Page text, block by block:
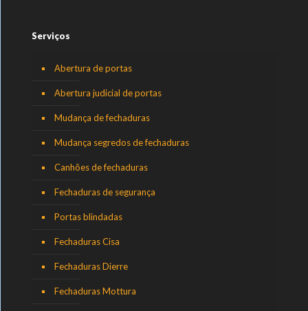
Serviços
Abertura de portas
Abertura judicial de portas
Mudança de fechaduras
Mudança segredos de fechaduras
Canhões de fechaduras
Fechaduras de segurança
Portas blindadas
Fechaduras Cisa
Fechaduras Dierre
Fechaduras Mottura